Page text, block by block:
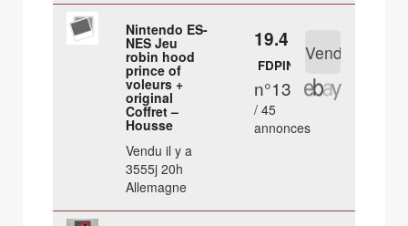
Nintendo ES-
NES Jeu
robin hood
prince of
voleurs +
original
Coffret –
Housse
Vendu il y a
3555j 20h
Allemagne
19.4 €
FDPIN
n°13
/ 45
annonces